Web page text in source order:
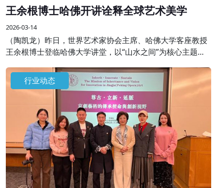
王余根博士哈佛开讲诠释全球艺术美学
2026-03-14
（陶凯龙）昨日，世界艺术家协会主席、哈佛大学客座教授
王余根博士登临哈佛大学讲堂，以“山水之间”为核心主题开
和平的美学思想融于一堂，为全球学界、艺术界同仁呈现了
一场跨越边界的艺术盛宴。
行业动态